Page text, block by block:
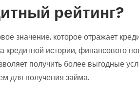
рейтинг?
значение, которое отражает
истории, финансового
получить более выгодные
для получения займа.